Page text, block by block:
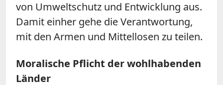
von Umweltschutz und Entwicklung aus.
Damit einher gehe die Verantwortung,
mit den Armen und Mittellosen zu teilen.
Moralische Pflicht der wohlhabenden
Länder